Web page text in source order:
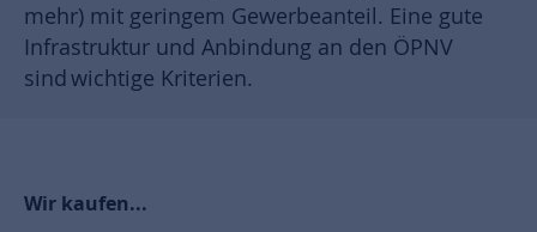
mehr) mit geringem Gewerbeanteil. Eine gute
Infrastruktur und Anbindung an den ÖPNV
sind wichtige Kriterien.
Wir kaufen...